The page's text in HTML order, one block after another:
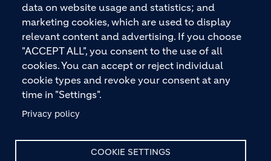
data on website usage and statistics; and
marketing cookies, which are used to display
relevant content and advertising. If you choose
"ACCEPT ALL", you consent to the use of all
cookies. You can accept or reject individual
cookie types and revoke your consent at any
time in "Settings".
Privacy policy
COOKIE SETTINGS
KONTAKTIEREN SIE UNS